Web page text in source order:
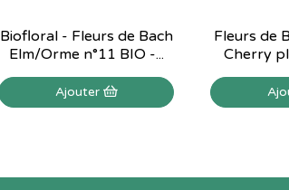
Biofloral - Fleurs de Bach
Elm/Orme n°11 BIO -...
Ajouter
Fleurs de
Cherry